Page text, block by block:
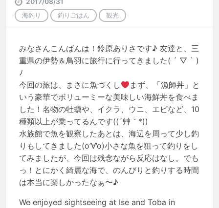
海釣り
釣りごはん 観光
みなさんこんばんは！鈴原ありさです♪ 友達と、三
重県の伊勢＆鳥羽に旅行に行ってきました( ´ ▽ ` )
ﾉ
今回の旅は、まさに魚づくし
まず、「漁師丼」と
いう豪華でボリューミーな美味しい海鮮丼を食べま
した！名物の牡蠣や、イクラ、ウニ、エビなど、10
種類以上が乗ってるんです((´艸｀*))
水族館で魚を観察したあとは、海辺を周って少し釣
りもしてきました(o’∀’o)小さな魚を狙って釣りをし
てみましたが、今回は残念ながら反応はなし。でも
っ！とにかく綺麗な海で、のんびりと釣りする時間
は本当に楽しかったなぁ〜♪
We enjoyed sightseeing at Ise and Toba in